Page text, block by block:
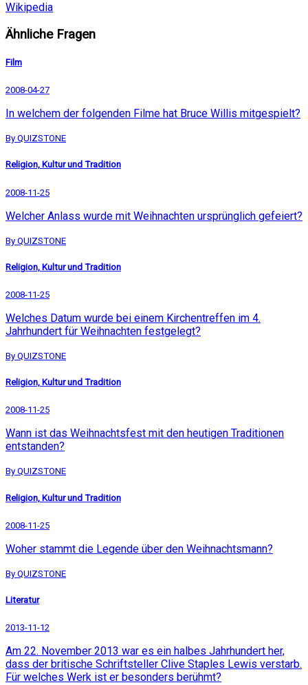
Wikipedia
Ähnliche Fragen
Film
2008-04-27
In welchem der folgenden Filme hat Bruce Willis mitgespielt?
By QUIZSTONE
Religion, Kultur und Tradition
2008-11-25
Welcher Anlass wurde mit Weihnachten ursprünglich gefeiert?
By QUIZSTONE
Religion, Kultur und Tradition
2008-11-25
Welches Datum wurde bei einem Kirchentreffen im 4.
Jahrhundert für Weihnachten festgelegt?
By QUIZSTONE
Religion, Kultur und Tradition
2008-11-25
Wann ist das Weihnachtsfest mit den heutigen Traditionen
entstanden?
By QUIZSTONE
Religion, Kultur und Tradition
2008-11-25
Woher stammt die Legende über den Weihnachtsmann?
By QUIZSTONE
Literatur
2013-11-12
Am 22. November 2013 war es ein halbes Jahrhundert her,
dass der britische Schriftsteller Clive Staples Lewis verstarb.
Für welches Werk ist er besonders berühmt?